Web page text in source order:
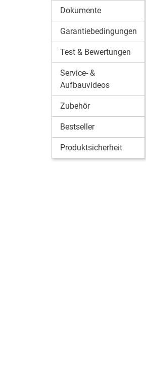
Dokumente
Garantiebedingungen
Test & Bewertungen
Service- &
Aufbauvideos
Zubehör
Bestseller
Produktsicherheit